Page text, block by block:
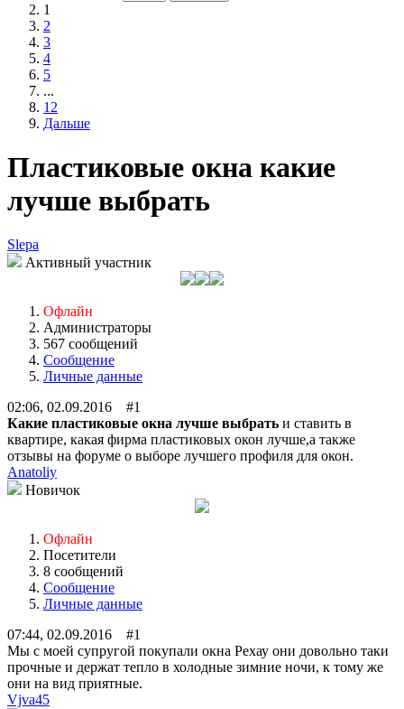
1
2
3
4
5
...
12
Дальше
Пластиковые окна какие
лучше выбрать
Slepa
Активный участник
Офлайн
Администраторы
567 сообщений
Сообщение
Личные данные
02:06, 02.09.2016 #1
Какие пластиковые окна лучше выбрать и ставить в
квартире, какая фирма пластиковых окон лучше,а также
отзывы на форуме о выборе лучшего профиля для окон.
Anatoliy
Новичок
Офлайн
Посетители
8 сообщений
Сообщение
Личные данные
07:44, 02.09.2016 #1
Мы с моей супругой покупали окна Рехау они довольно таки
прочные и держат тепло в холодные зимние ночи, к тому же
они на вид приятные.
Vjva45